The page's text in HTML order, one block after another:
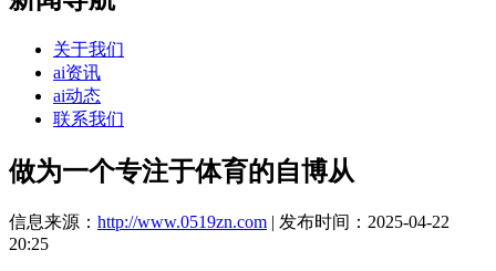
关于我们
ai资讯
ai动态
联系我们
做为一个专注于体育的自博从
信息来源： http://www.0519zn.com | 发布时间：2025-04-22
20:25